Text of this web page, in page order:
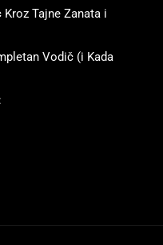
Tajne Zanata i
Vodič (i Kada